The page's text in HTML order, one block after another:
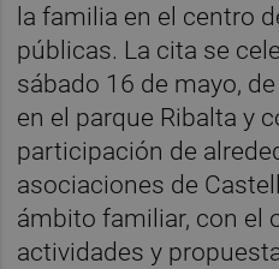
la familia en el centro
públicas. La cita se
sábado 16 de mayo,
en el parque Ribalta y
participación de
asociaciones de
ámbito familiar, con el
actividades y